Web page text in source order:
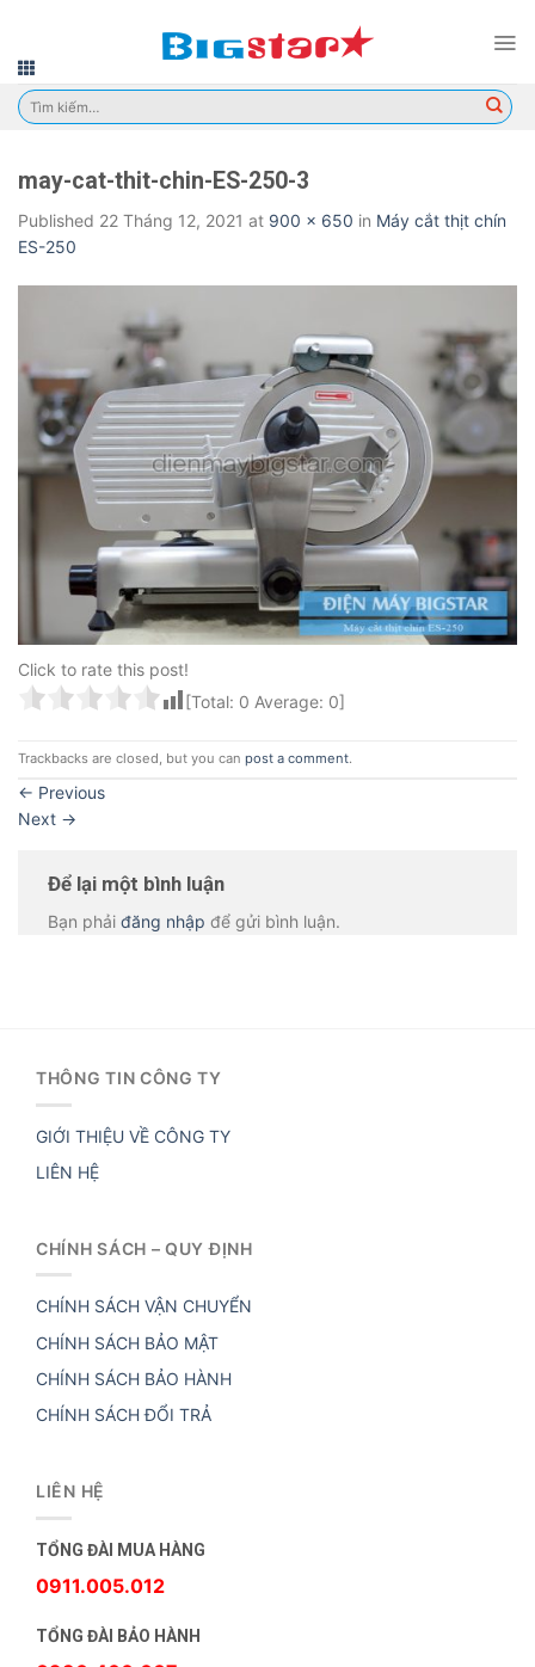
content
Tìm
kiếm:
may-cat-thit-chin-ES-250-3
Published 22 Tháng 12, 2021 at 900 × 650 in Máy cắt thịt chín
ES-250
Click to rate this post!
[Total: 0 Average: 0]
Trackbacks are closed, but you can post a comment.
← Previous
Next →
Để lại một bình luận
Bạn phải đăng nhập để gửi bình luận.
THÔNG TIN CÔNG TY
GIỚI THIỆU VỀ CÔNG TY
LIÊN HỆ
CHÍNH SÁCH – QUY ĐỊNH
CHÍNH SÁCH VẬN CHUYỂN
CHÍNH SÁCH BẢO MẬT
CHÍNH SÁCH BẢO HÀNH
CHÍNH SÁCH ĐỔI TRẢ
LIÊN HỆ
TỔNG ĐÀI MUA HÀNG
0911.005.012
TỔNG ĐÀI BẢO HÀNH